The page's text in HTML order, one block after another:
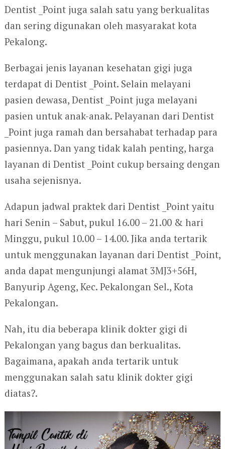
Dentist _Point juga salah satu yang berkualitas
dan sering digunakan oleh masyarakat kota
Pekalong.
Berbagai jenis layanan kesehatan gigi juga
terdapat di Dentist _Point. Selain melayani
pasien dewasa, Dentist _Point juga melayani
pasien untuk anak-anak. Pelayanan dari Dentist
_Point juga ramah dan bersahabat terhadap para
pasiennya. Dan yang tidak kalah penting, harga
layanan di Dentist _Point cukup bersaing dengan
usaha sejenisnya.
Adapun jadwal praktek dari Dentist _Point yaitu
hari Senin – Sabut, pukul 16.00 – 21.00 & hari
Minggu, pukul 10.00 – 14.00. Jika anda tertarik
untuk menggunakan layanan dari Dentist _Point,
anda dapat mengunjungi alamat 3MJ3+56H,
Banyurip Ageng, Kec. Pekalongan Sel., Kota
Pekalongan.
Nah, itu dia beberapa klinik dokter gigi di
Pekalongan yang bagus dan berkualitas.
Bagaimana, apakah anda tertarik untuk
menggunakan salah satu klinik dokter gigi
diatas?.